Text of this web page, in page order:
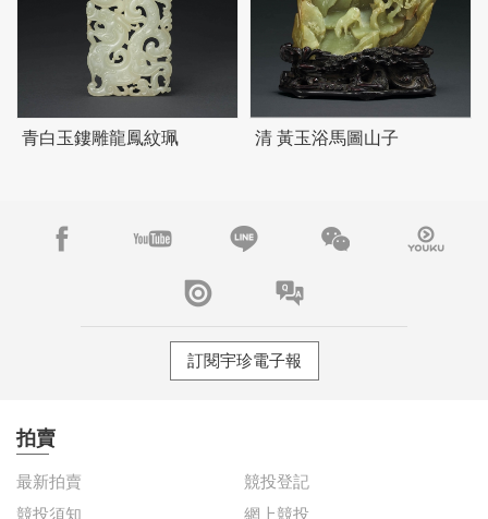
青白玉鏤雕龍鳳紋珮 清 黃玉浴馬圖山子
訂閱宇珍電子報
拍賣
最新拍賣
競投登記
競投須知
網上競投